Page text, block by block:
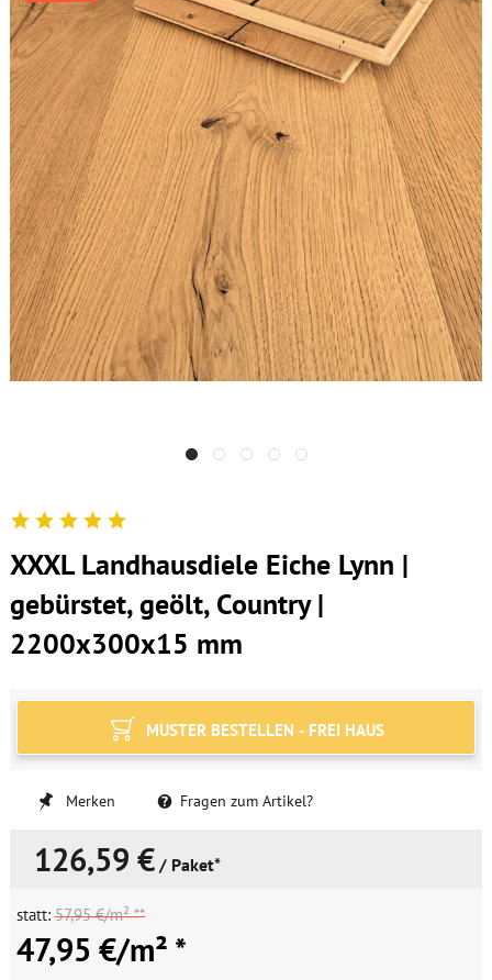
XXXL Landhausdiele Eiche Lynn |
gebürstet, geölt, Country |
2200x300x15 mm
MUSTER BESTELLEN - FREI HAUS
Merken Fragen zum Artikel?
126,59 € / Paket*
statt: 57,95 €/m² **
47,95 €/m² *